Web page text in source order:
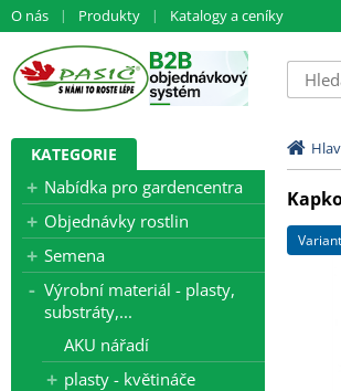
O nás Produkty Katalogy a ceníky
KATEGORIE
Nabídka pro gardencentra
Objednávky rostlin
Semena
Výrobní materiál - plasty,
substráty,...
AKU nářadí
plasty - květináče